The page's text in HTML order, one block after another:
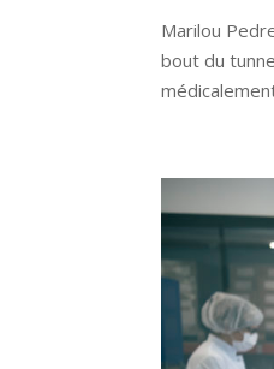
Marilou
bout du